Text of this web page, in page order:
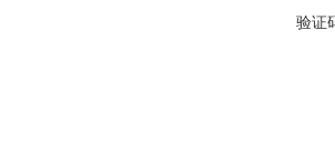
验证